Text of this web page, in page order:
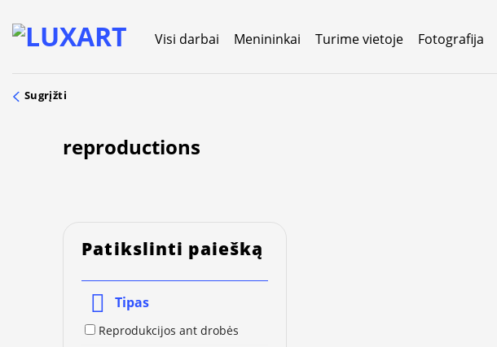
content
Visi darbai Menininkai Turime vietoje Fotografija
Sugrįžti
reproductions
Patikslinti paiešką
Tipas
Reprodukcijos ant drobės